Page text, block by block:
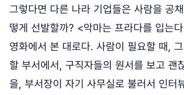
그렇다면 다른 나라 기업들은 사람을 공
떻게 선발할까? <악마는 프라다를 입는
영화에서 본 대로다. 사람이 필요할 때,
할 부서에서, 구직자들의 원서를 보고 괜
을, 부서장이 자기 사무실로 불러서 인터